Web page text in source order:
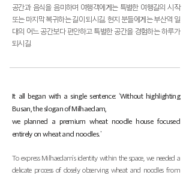
공간과 음식을 음미하며 여행객에게는 특별한 여행길의 시작
또는 마지막 복귀하는 길이 되시길, 현지 분들에게는 부산역 일
대의 어느 공간보다 편안하고 특별한 공간을 경험하는 하루가
되시길.
It all began with a single sentence: ‘Without highlighting
Busan, the slogan of Milhaedam,
we planned a premium wheat noodle house focused
entirely on wheat and noodles.’
To express Milhaedam’s identity within the space, we needed a
delicate process of closely observing wheat and noodles from